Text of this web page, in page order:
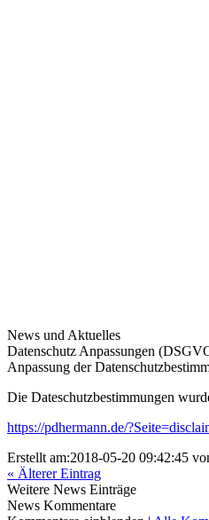
News und Aktuelles
Datenschutz Anpassungen
Anpassung der
Die Dateschutzbestimmungen
https://pdhermann.de/
Erstellt am:2018-05-20 09:42:45
« Älterer Eintrag
Weitere News Einträge
News Kommentare